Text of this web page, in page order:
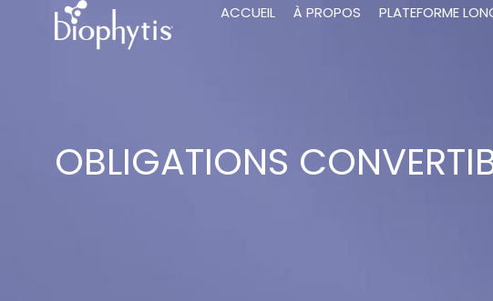
ACCUEIL À PROPOS PLATEFORME
OBLIGATIONS